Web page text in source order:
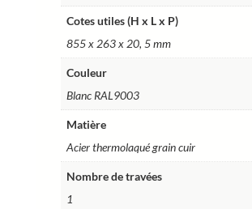
Cotes utiles (H x L x P)
855 x 263 x 20, 5 mm
Couleur
Blanc RAL9003
Matière
Acier thermolaqué grain cuir
Nombre de travées
1